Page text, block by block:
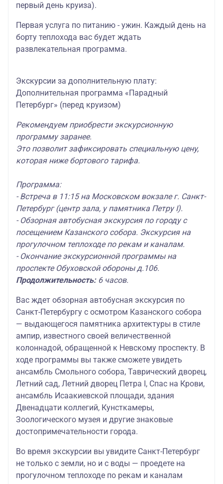
первый день круиза).
Первая услуга по питанию - ужин. Каждый день на
борту теплохода вас будет ждать
развлекательная программа.
Экскурсии за дополнительную плату:
Дополнительная программа «Парадный
Петербург» (перед круизом)
Рекомендуем приобрести экскурсионную
программу заранее.
Это позволит зафиксировать специальную цену,
которая ниже бортового тарифа.
Программа:
- Встреча в 11:15 на Московском вокзале г. Санкт-
Петербург (центр зала, у памятника Петру I).
- Обзорная автобусная экскурсия по городу с
посещением Казанского собора. Экскурсия на
прогулочном теплоходе по рекам и каналам.
- Окончание экскурсионной программы на
проспекте Обуховской обороны д.106.
Продолжительность: 6 часов.
Вас ждет обзорная автобусная экскурсия по
Санкт-Петербургу с осмотром Казанского собора
— выдающегося памятника архитектуры в стиле
ампир, известного своей величественной
колоннадой, обращенной к Невскому проспекту. В
ходе программы вы также сможете увидеть
ансамбль Смольного собора, Таврический дворец,
Летний сад, Летний дворец Петра I, Спас на Крови,
ансамбль Исаакиевской площади, здания
Двенадцати коллегий, Кунсткамеры,
Зоологического музея и другие знаковые
достопримечательности города.
Во время экскурсии вы увидите Санкт-Петербург
не только с земли, но и с воды — проедете на
прогулочном теплоходе по рекам и каналам